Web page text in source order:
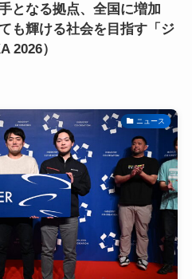
となる拠点、全国に増加
も輝ける社会を目指す「ジ
2026）
ニュース